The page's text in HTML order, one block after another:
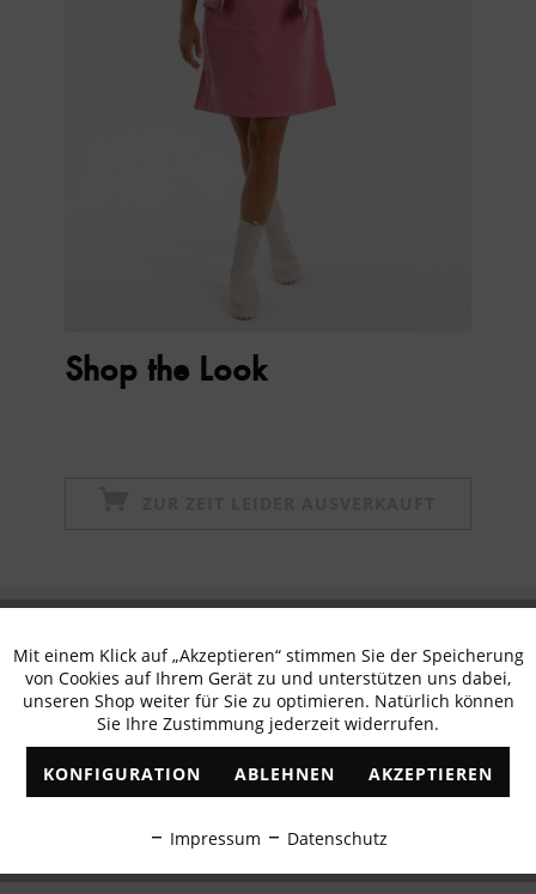
Shop the Look
erhalten
✓ Exklusive Angebote ✓ Die aktuellsten Trends
Funktionale Aktiv
Marketing Inaktiv
Tracking Inaktiv
Personalisierung Inaktiv
Mit einem Klick auf „Akzeptieren“ stimmen Sie der Speicherung
von Cookies auf Ihrem Gerät zu und unterstützen uns dabei,
unseren Shop weiter für Sie zu optimieren. Natürlich können
Sie Ihre Zustimmung jederzeit widerrufen.
KONFIGURATION ABLEHNEN AKZEPTIEREN
Impressum Datenschutz